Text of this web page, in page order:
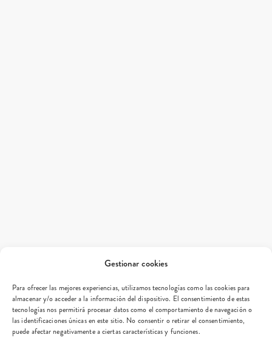
Gestionar cookies
Para ofrecer las mejores experiencias, utilizamos tecnologías como las cookies para
almacenar y/o acceder a la información del dispositivo. El consentimiento de estas
tecnologías nos permitirá procesar datos como el comportamiento de navegación o
las identificaciones únicas en este sitio. No consentir o retirar el consentimiento,
puede afectar negativamente a ciertas características y funciones.